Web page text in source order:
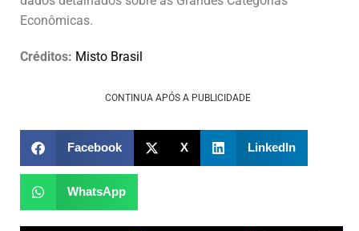
Econômicas.
Créditos: Misto Brasil
CONTINUA APÓS A PUBLICIDADE
Facebook X LinkedIn
WhatsApp